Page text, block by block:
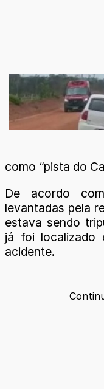
como “pista do
De acordo
levantadas pela
estava sendo
já foi localizado
acidente.